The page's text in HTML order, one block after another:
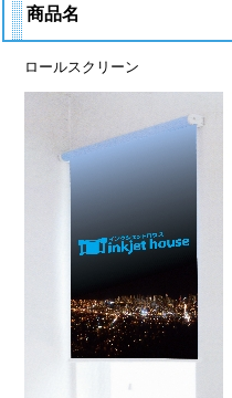
商品名
ロールスクリーン